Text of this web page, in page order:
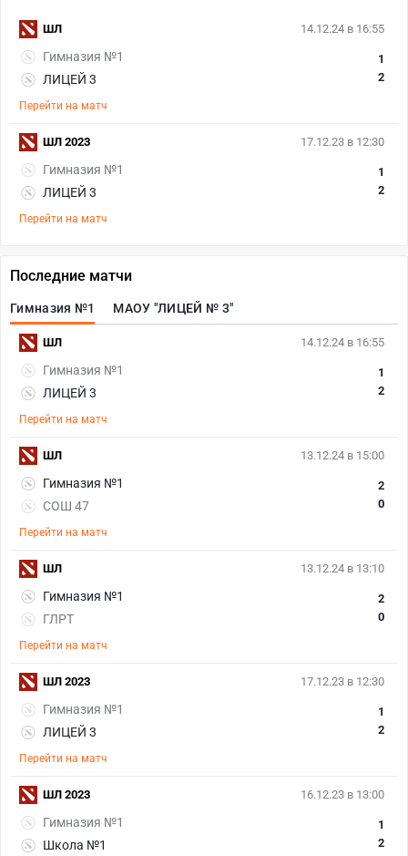
14.12.24 в 16:55
Гимназия №1
ЛИЦЕЙ 3
1
2
Перейти на матч
ШЛ
17.12.23 в 12:30
Гимназия №1
ЛИЦЕЙ 3
1
2
Перейти на матч
ШЛ 2023
Последние матчи
Гимназия №1 МАОУ "ЛИЦЕЙ № 3"
14.12.24 в 16:55
Гимназия №1
ЛИЦЕЙ 3
1
2
Перейти на матч
ШЛ
13.12.24 в 15:00
Гимназия №1
СОШ 47
2
0
Перейти на матч
ШЛ
13.12.24 в 13:10
Гимназия №1
ГЛРТ
2
0
Перейти на матч
ШЛ
17.12.23 в 12:30
Гимназия №1
ЛИЦЕЙ 3
1
2
Перейти на матч
ШЛ 2023
16.12.23 в 13:00
Гимназия №1
Школа №1
1
2
ШЛ 2023